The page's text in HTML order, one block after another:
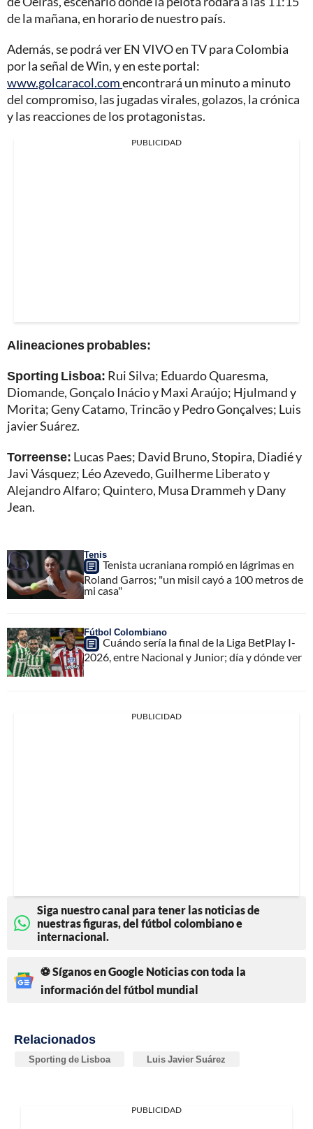
de la mañana, en horario de nuestro país.
Además, se podrá ver EN VIVO en TV para Colombia
por la señal de Win, y en este portal:
www.golcaracol.comencontrará un minuto a minuto
del compromiso, las jugadas virales, golazos, la crónica
y las reacciones de los protagonistas.
PUBLICIDAD
Alineaciones probables:
Sporting Lisboa: Rui Silva; Eduardo Quaresma,
Diomande, Gonçalo Inácio y Maxi Araújo; Hjulmand y
Morita; Geny Catamo, Trincão y Pedro Gonçalves; Luis
javier Suárez.
Torreense: Lucas Paes; David Bruno, Stopira, Diadié y
Javi Vásquez; Léo Azevedo, Guilherme Liberato y
Alejandro Alfaro; Quintero, Musa Drammeh y Dany
Jean.
Tenis
Tenista ucraniana rompió en lágrimas en
Roland Garros; "un misil cayó a 100 metros de
mi casa"
Fútbol Colombiano
Cuándo sería la final de la Liga BetPlay I-
2026, entre Nacional y Junior; día y dónde ver
PUBLICIDAD
Siga nuestro canal para tener las noticias de
nuestras figuras, del fútbol colombiano e
internacional.
⚽ Síganos en Google Noticias con toda la
información del fútbol mundial
Relacionados
Sporting de Lisboa Luis Javier Suárez
PUBLICIDAD